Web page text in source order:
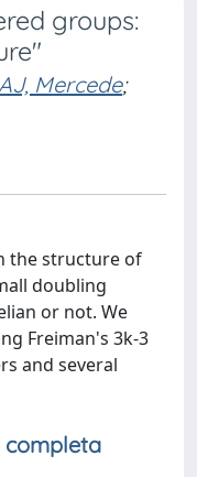
groups:
Mercede;
the structure of
doubling
or not. We
Freiman's 3k-3
and several
completa